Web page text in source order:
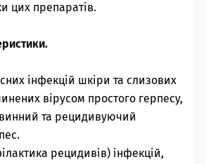
цих препаратів.
інфекцій шкіри та слизових
вірусом простого герпесу,
та рецидивуючий
рецидивів) інфекцій,